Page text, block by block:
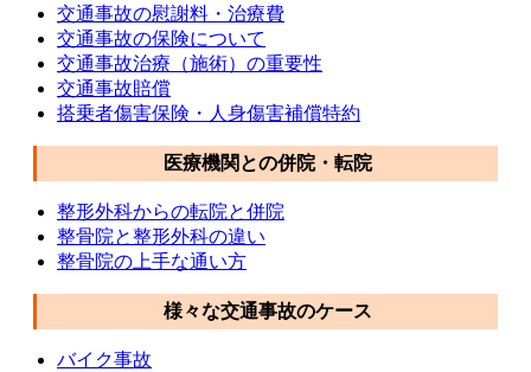
交通事故の慰謝料・治療費
交通事故の保険について
交通事故治療（施術）の重要性
交通事故賠償
搭乗者傷害保険・人身傷害補償特約
医療機関との併院・転院
整形外科からの転院と併院
整骨院と整形外科の違い
整骨院の上手な通い方
様々な交通事故のケース
バイク事故